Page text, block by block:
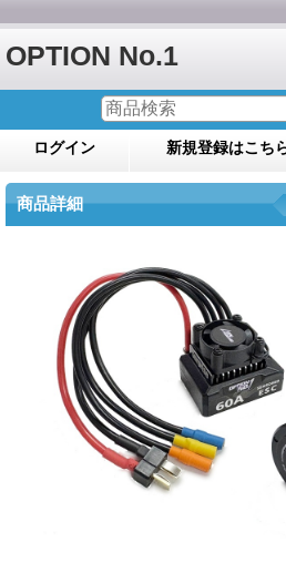
OPTION No.1
ログイン 新規登録はこち
商品詳細